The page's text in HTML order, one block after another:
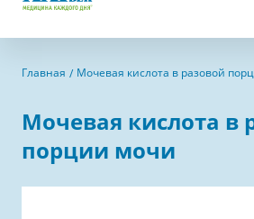
Главная Мочевая кислота в разовой
Мочевая кислота в
порции мочи